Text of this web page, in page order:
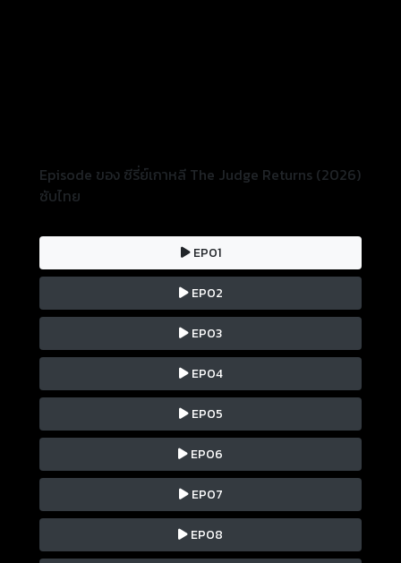
Episode ของ ซีรี่ย์เกาหลี The Judge Returns (2026)
ซับไทย
EP01
EP02
EP03
EP04
EP05
EP06
EP07
EP08